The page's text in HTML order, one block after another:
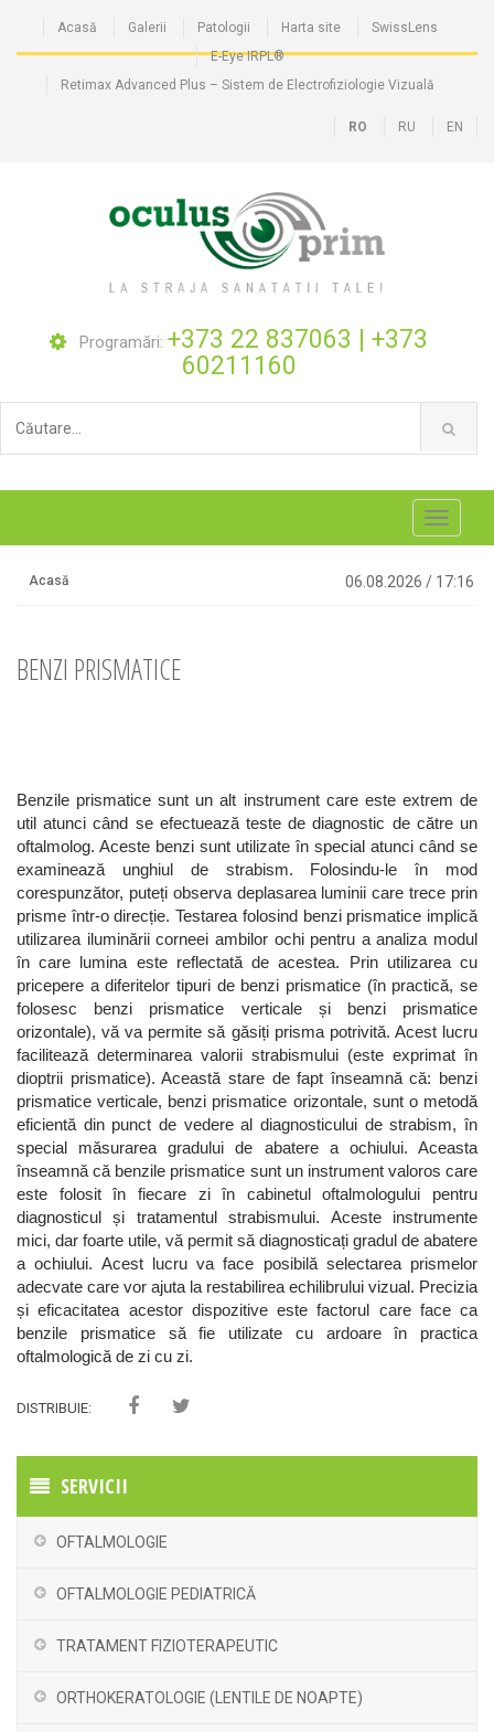
Acasă Galerii Patologii Harta site
SwissLens
E-Eye IRPL®
Retimax Advanced Plus – Sistem de Electrofiziologie Vizuală
RO RU EN
Programări: +373 22 837063 | +373
60211160
Toggle
Acasă 06.08.2026 / 17:16
BENZI PRISMATICE
Benzile prismatice sunt un alt instrument care este extrem de
util atunci când se efectuează teste de diagnostic de către un
oftalmolog. Aceste benzi sunt utilizate în special atunci când se
examinează unghiul de strabism. Folosindu-le în mod
corespunzător, puteți observa deplasarea luminii care trece prin
prisme într-o direcție. Testarea folosind benzi prismatice implică
utilizarea iluminării corneei ambilor ochi pentru a analiza modul
în care lumina este reflectată de acestea. Prin utilizarea cu
pricepere a diferitelor tipuri de benzi prismatice (în practică, se
folosesc benzi prismatice verticale și benzi prismatice
orizontale), vă va permite să găsiți prisma potrivită. Acest lucru
facilitează determinarea valorii strabismului (este exprimat în
dioptrii prismatice). Această stare de fapt înseamnă că: benzi
prismatice verticale, benzi prismatice orizontale, sunt o metodă
eficientă din punct de vedere al diagnosticului de strabism, în
special măsurarea gradului de abatere a ochiului. Aceasta
înseamnă că benzile prismatice sunt un instrument valoros care
este folosit în fiecare zi în cabinetul oftalmologului pentru
diagnosticul și tratamentul strabismului. Aceste instrumente
mici, dar foarte utile, vă permit să diagnosticați gradul de abatere
a ochiului. Acest lucru va face posibilă selectarea prismelor
adecvate care vor ajuta la restabilirea echilibrului vizual. Precizia
și eficacitatea acestor dispozitive este factorul care face ca
benzile prismatice să fie utilizate cu ardoare în practica
oftalmologică de zi cu zi.
DISTRIBUIE:
SERVICII
OFTALMOLOGIE
OFTALMOLOGIE PEDIATRICĂ
TRATAMENT FIZIOTERAPEUTIC
ORTHOKERATOLOGIE (LENTILE DE NOAPTE)